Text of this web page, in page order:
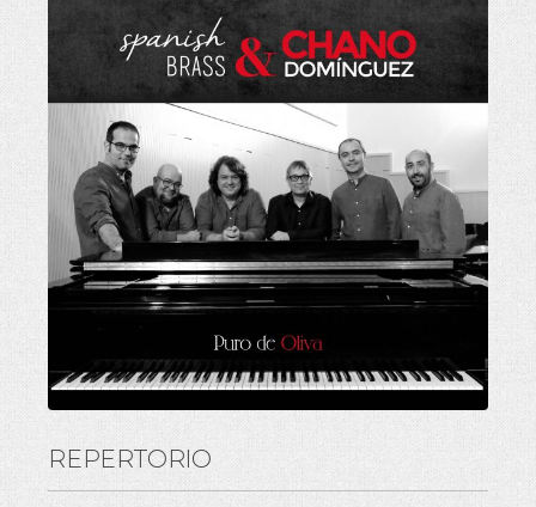
REPERTORIO